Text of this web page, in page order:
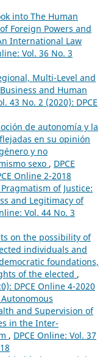
into The Human
Foreign Powers and
International Law
Vol. 36 No. 3
Multi-Level and
and Human
43 No. 2 (2020): DPCE
de autonomía y la
en su opinión
y no
sexo , DPCE
Online 2-2018
of Justice:
and Legitimacy of
Vol. 44 No. 3
on the possibility of
individuals and
foundations,
of the elected ,
DPCE Online 4-2020
and Supervision of
in the Inter-
, DPCE Online: Vol. 37